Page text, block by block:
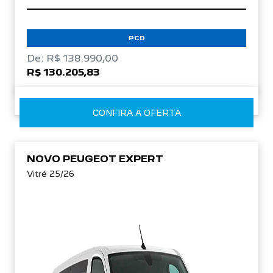
PCD
De: R$ 138.990,00
R$ 130.205,83
CONFIRA A OFERTA
NOVO PEUGEOT EXPERT
Vitré 25/26